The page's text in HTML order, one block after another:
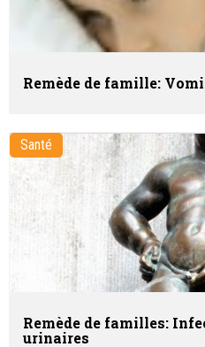
Remède de famille:
Santé
Remède de familles:
urinaires